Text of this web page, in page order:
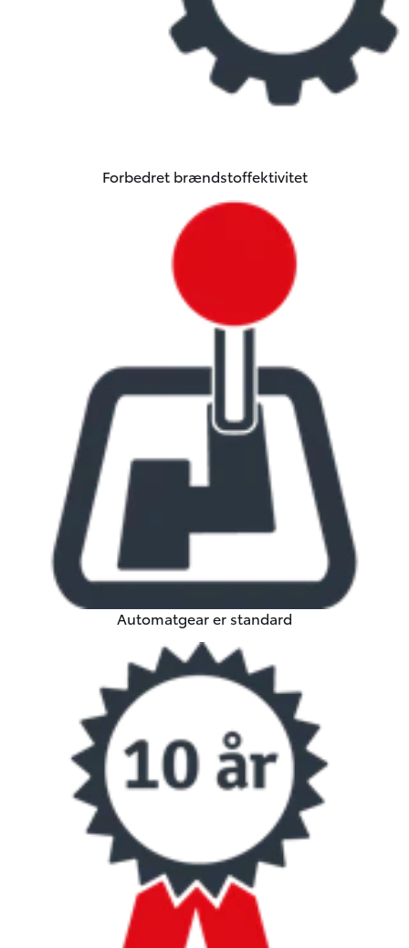
Forbedret brændstoffektivitet
Automatgear er standard